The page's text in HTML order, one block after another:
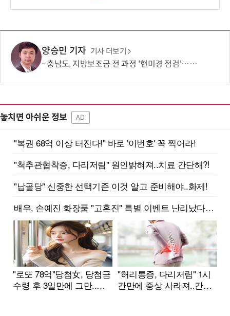
양승민 기자 기사 더보기
충남도, 지방보조금 전 과정 '현미경 점검'…부적정 집행 의심 사례 조사 착수
놓치면 아쉬운 정보 AD